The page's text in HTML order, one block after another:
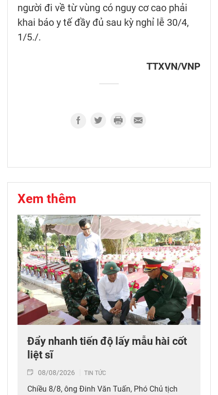
người đi về từ vùng có nguy cơ cao phải
khai báo y tế đầy đủ sau kỳ nghỉ lễ 30/4,
1/5./.
TTXVN/VNP
Xem thêm
Đẩy nhanh tiến độ lấy mẫu hài cốt
liệt sĩ
08/08/2026 TIN TỨC
Chiều 8/8, ông Đinh Văn Tuấn, Phó Chủ tịch